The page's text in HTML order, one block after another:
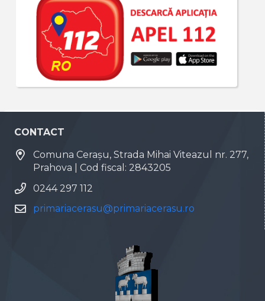
CONTACT
Comuna Cerașu, Strada Mihai Viteazul nr. 277,
Prahova | Cod fiscal: 2843205
0244 297 112
primariacerasu@primariacerasu.ro